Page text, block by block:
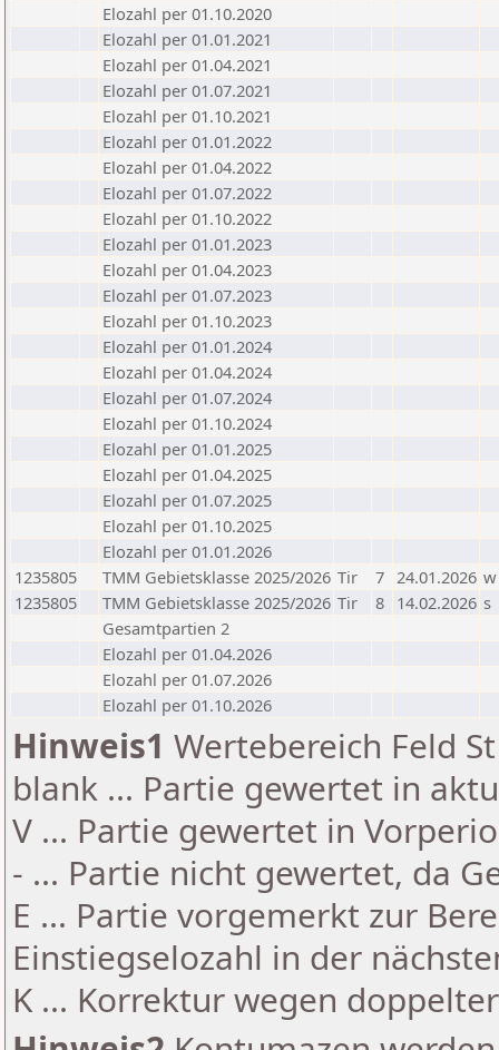
Elozahl per 01.10.2020
Elozahl per 01.01.2021
Elozahl per 01.04.2021
Elozahl per 01.07.2021
Elozahl per 01.10.2021
Elozahl per 01.01.2022
Elozahl per 01.04.2022
Elozahl per 01.07.2022
Elozahl per 01.10.2022
Elozahl per 01.01.2023
Elozahl per 01.04.2023
Elozahl per 01.07.2023
Elozahl per 01.10.2023
Elozahl per 01.01.2024
Elozahl per 01.04.2024
Elozahl per 01.07.2024
Elozahl per 01.10.2024
Elozahl per 01.01.2025
Elozahl per 01.04.2025
Elozahl per 01.07.2025
Elozahl per 01.10.2025
Elozahl per 01.01.2026
1235805
TMM Gebietsklasse 2025/2026 Tir 7 24.01.2026 w
1235805
TMM Gebietsklasse 2025/2026 Tir 8 14.02.2026 s
Gesamtpartien 2
Elozahl per 01.04.2026
Elozahl per 01.07.2026
Elozahl per 01.10.2026
Hinweis1 Wertebereich Feld
blank ... Partie gewertet in
V ... Partie gewertet in
- ... Partie nicht gewertet, da
E ... Partie vorgemerkt zur
Einstiegselozahl in der
K ... Korrektur wegen